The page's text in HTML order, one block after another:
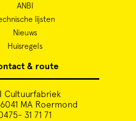
ANBI
lijsten
Nieuws
Huisregels
& route
Cultuurfabriek
MA Roermond
31 71 71